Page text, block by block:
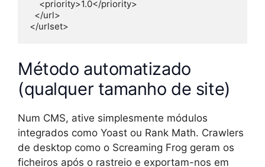
Método automatizado
(qualquer tamanho de site)
Num CMS, ative simplesmente módulos
integrados como Yoast ou Rank Math. Crawlers
de desktop como o Screaming Frog geram os
ficheiros após o rastreio e exportam-nos em